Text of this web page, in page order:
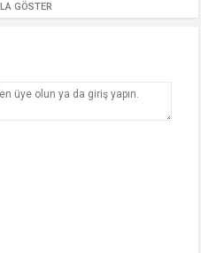
GÖSTER